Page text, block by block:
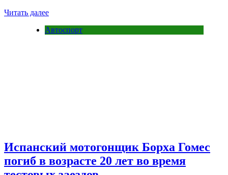
Читать далее
Автоспорт
Испанский мотогонщик Борха Гомес
погиб в возрасте 20 лет во время